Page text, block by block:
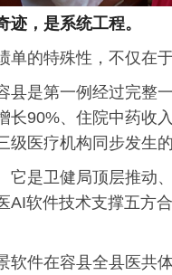
，是系统工程。
单的特殊性，不仅在
县是第一例经过完整
长90%、住院中药
级医疗机构同步发生
它是卫健局顶层推动
AI软件技术支撑五方
软件在容县全县医共